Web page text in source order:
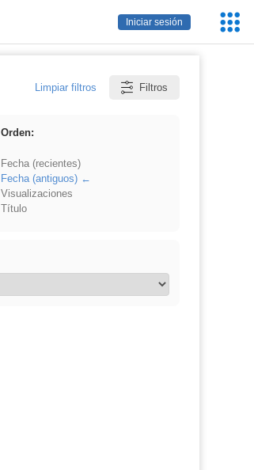
Iniciar sesión
Limpiar filtros Filtros
Orden:
Fecha (recientes)
Fecha (antiguos)
Visualizaciones
Título